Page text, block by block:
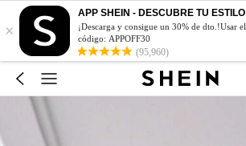
×
APP SHEIN - DESCUBRE TU ESTILO
¡Descarga y consigue un 30% de dto.!Usar el
código: APPOFF30
(95,960)